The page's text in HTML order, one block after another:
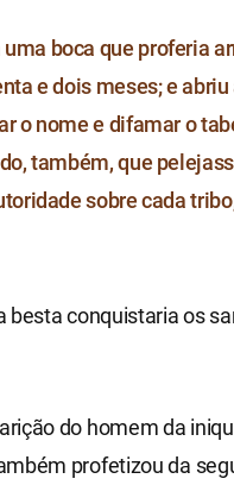
uma boca que proferia
e dois meses; e
o nome e difamar o
também, que
sobre cada
besta conquistaria os
do homem da
profetizou da